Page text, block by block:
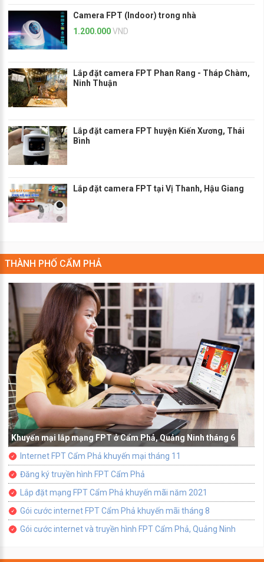
Camera FPT (Indoor) trong nhà
1.200.000VND
Lắp đặt camera FPT Phan Rang - Tháp Chàm,
Ninh Thuận
Lắp đặt camera FPT huyện Kiến Xương, Thái
Bình
Lắp đặt camera FPT tại Vị Thanh, Hậu Giang
THÀNH PHỐ CẨM PHẢ
Khuyến mại lắp mạng FPT ở Cẩm Phả, Quảng Ninh tháng 6
Internet FPT Cẩm Phả khuyến mại tháng 11
Đăng ký truyền hình FPT Cẩm Phả
Lắp đặt mạng FPT Cẩm Phả khuyến mãi năm 2021
Gói cước internet FPT Cẩm Phả khuyến mãi tháng 8
Gói cước internet và truyền hình FPT Cẩm Phả, Quảng Ninh